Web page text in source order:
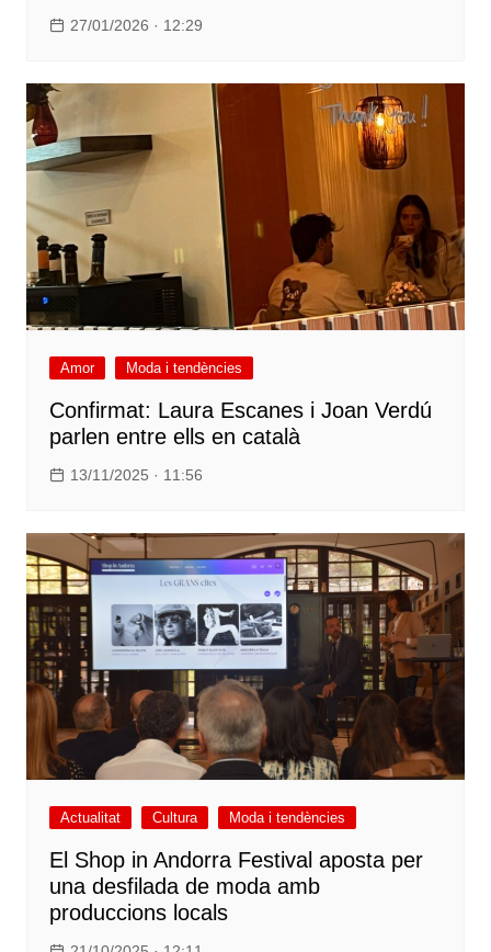
27/01/2026 · 12:29
Amor Moda i tendències
Confirmat: Laura Escanes i Joan Verdú
parlen entre ells en català
13/11/2025 · 11:56
Actualitat Cultura Moda i tendències
El Shop in Andorra Festival aposta per
una desfilada de moda amb
produccions locals